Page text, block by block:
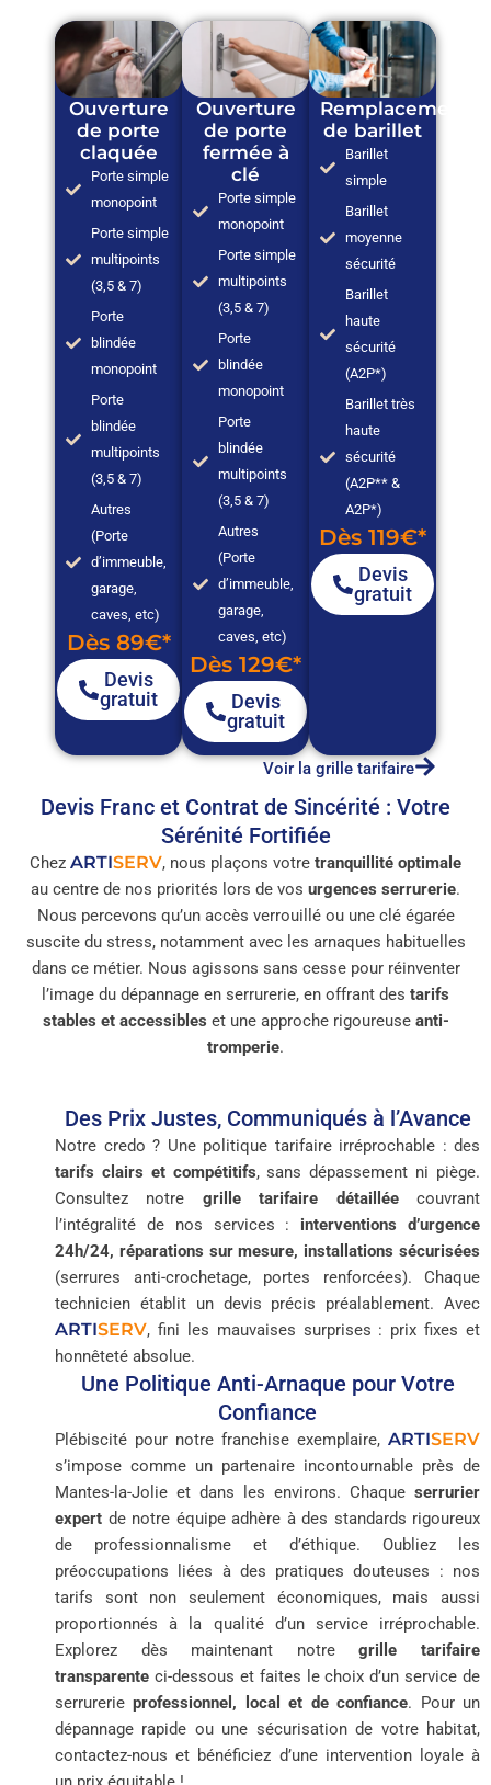
Ouverture
de porte
claquée
Porte simple
monopoint
Porte simple
multipoints
(3,5 & 7)
Porte
blindée
monopoint
Porte
blindée
multipoints
(3,5 & 7)
Autres
(Porte
d’immeuble,
garage,
caves, etc)
Dès 89€*
Devis
gratuit
Ouverture
de porte
fermée à
clé
Porte simple
monopoint
Porte simple
multipoints
(3,5 & 7)
Porte
blindée
monopoint
Porte
blindée
multipoints
(3,5 & 7)
Autres
(Porte
d’immeuble,
garage,
caves, etc)
Dès 129€*
Devis
gratuit
Remplacement
de barillet
Barillet
simple
Barillet
moyenne
sécurité
Barillet
haute
sécurité
(A2P*)
Barillet très
haute
sécurité
(A2P** &
A2P*)
Dès 119€*
Devis
gratuit
Voir la grille tarifaire
Devis Franc et Contrat de Sincérité : Votre
Sérénité Fortifiée
Chez ARTISERV, nous plaçons votre tranquillité optimale
au centre de nos priorités lors de vos urgences serrurerie.
Nous percevons qu’un accès verrouillé ou une clé égarée
suscite du stress, notamment avec les arnaques habituelles
dans ce métier. Nous agissons sans cesse pour réinventer
l’image du dépannage en serrurerie, en offrant des tarifs
stables et accessibles et une approche rigoureuse anti-
tromperie.
Des Prix Justes, Communiqués à l’Avance
Notre credo ? Une politique tarifaire irréprochable : des
tarifs clairs et compétitifs, sans dépassement ni piège.
Consultez notre grille tarifaire détailléecouvrant
l’intégralité de nos services : interventions d’urgence
24h/24, réparations sur mesure, installations sécurisées
(serrures anti-crochetage, portes renforcées). Chaque
technicien établit un devis précis préalablement. Avec
ARTISERV, fini les mauvaises surprises : prix fixes et
honnêteté absolue.
Une Politique Anti-Arnaque pour Votre
Confiance
Plébiscité pour notre franchise exemplaire, ARTISERV
s’impose comme un partenaire incontournable près de
Mantes-la-Jolie et dans les environs. Chaque serrurier
expert de notre équipe adhère à des standards rigoureux
de professionnalisme et d’éthique. Oubliez les
préoccupations liées à des pratiques douteuses : nos
tarifs sont non seulement économiques, mais aussi
proportionnés à la qualité d’un service irréprochable.
Explorez dès maintenant notregrille tarifaire
transparente ci-dessous et faites le choix d’un service de
serrurerieprofessionnel, local et de confiance. Pour un
dépannage rapide ou une sécurisation de votre habitat,
contactez-nous et bénéficiez d’une intervention loyale à